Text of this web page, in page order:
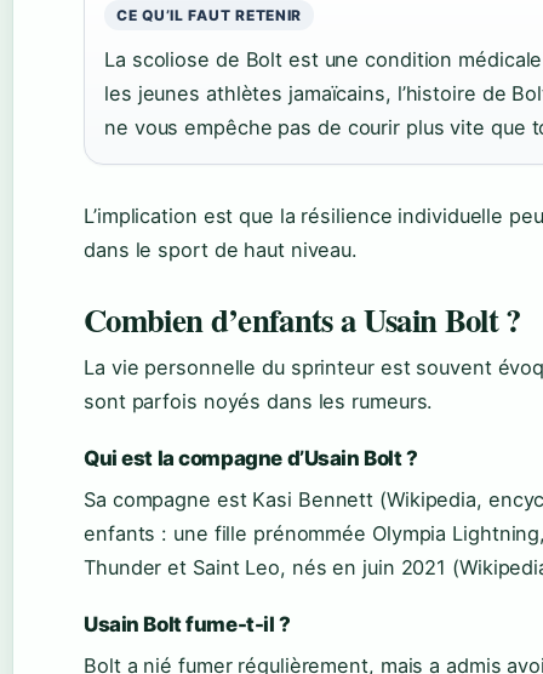
CE QU’IL FAUT RETENIR
La scoliose de Bolt est une condition
les jeunes athlètes jamaïcains, l’histoire de
ne vous empêche pas de courir plus vite que
L’implication est que la résilience individuelle
dans le sport de haut niveau.
Combien d’enfants a Usain Bolt ?
La vie personnelle du sprinteur est souvent
sont parfois noyés dans les rumeurs.
Qui est la compagne d’Usain Bolt ?
Sa compagne est Kasi Bennett (Wikipedia,
enfants : une fille prénommée Olympia
Thunder et Saint Leo, nés en juin 2021
Usain Bolt fume-t-il ?
Bolt a nié fumer régulièrement, mais a admis